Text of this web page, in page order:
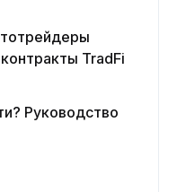
TradFi
Руководство